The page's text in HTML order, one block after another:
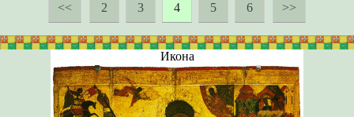
<< 2 3 4 5 6 >>
Икона